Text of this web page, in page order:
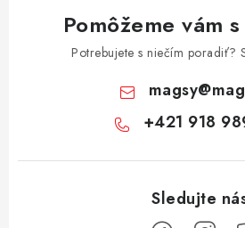
Pomôžeme vám
Potrebujete s niečím poradiť?
magsy@
+421 918